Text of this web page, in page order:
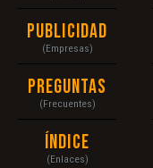
Publicidad
(Empresas)
Preguntas
(Frecuentes)
Índice
(Enlaces)